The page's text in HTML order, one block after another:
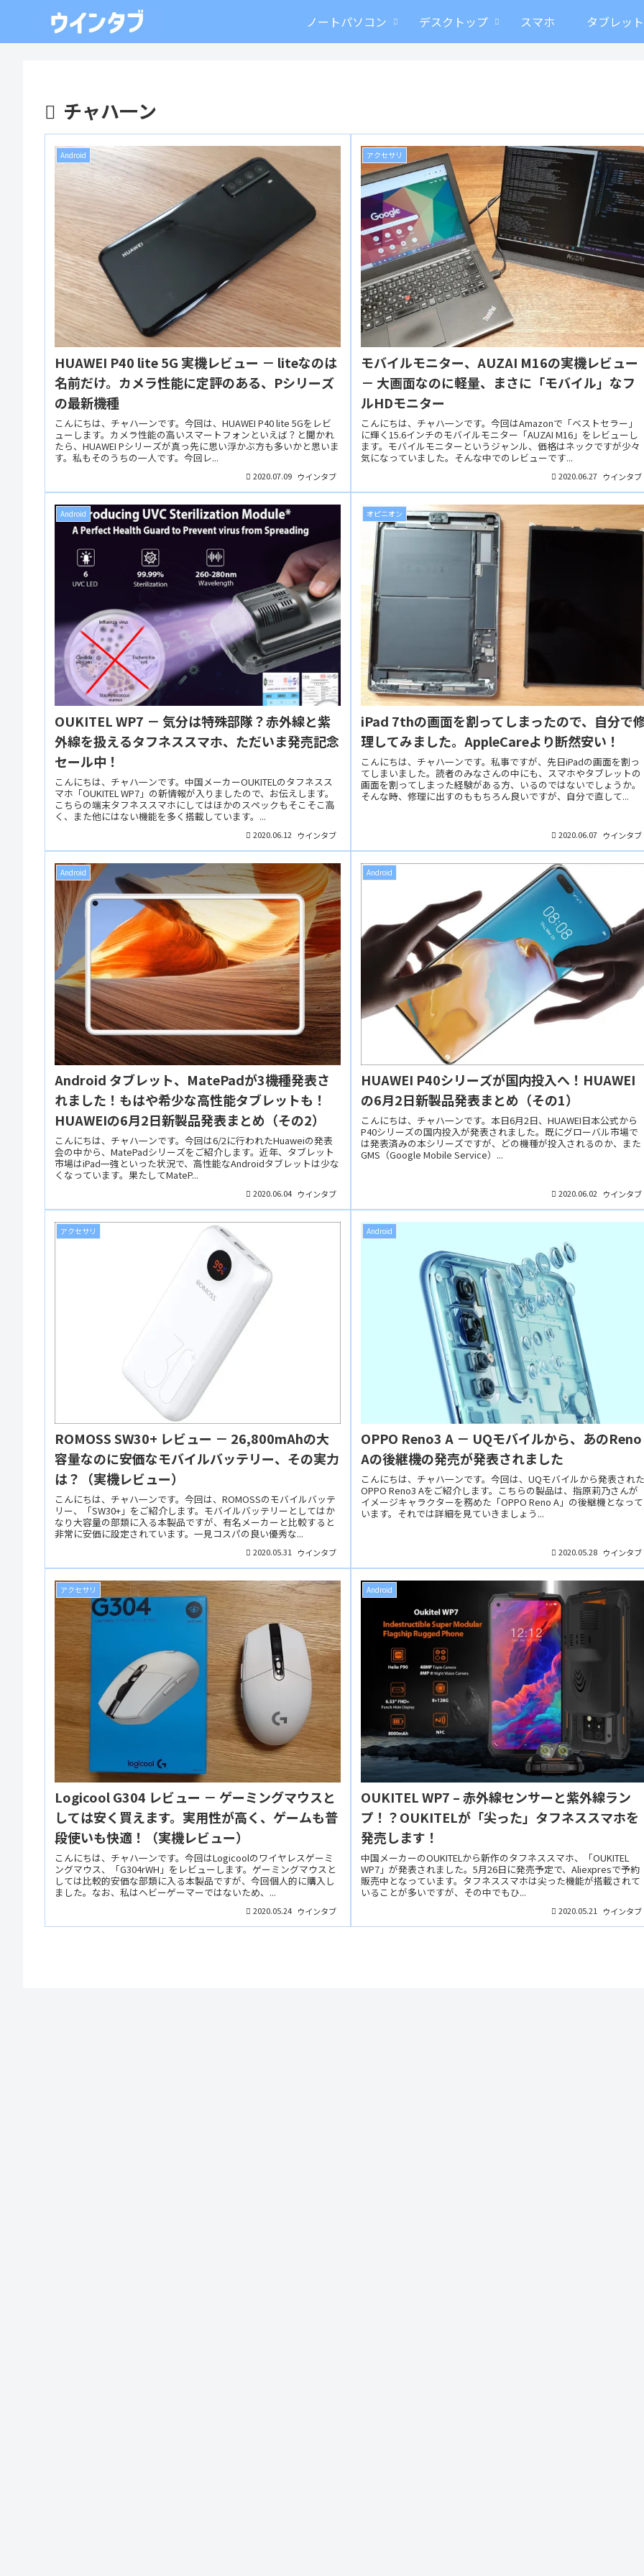
ノートパソコン デスクトップ スマホ タブレット
チャハ一ン
Android
HUAWEI P40 lite 5G 実機レビュー － liteなのは
名前だけ。カメラ性能に定評のある、Pシリーズ
の最新機種
こんにちは、チャハ一ンです。今回は、HUAWEI P40 lite 5Gをレビ
ューします。カメラ性能の高いスマートフォンといえば？と聞かれ
たら、HUAWEI Pシリーズが真っ先に思い浮かぶ方も多いかと思いま
す。私もそのうちの一人です。今回レ...
2020.07.09 ウインタブ
アクセサリ
モバイルモニター、AUZAI M16の実機レビュー
－ 大画面なのに軽量、まさに「モバイル」なフ
ルHDモニター
こんにちは、チャハ一ンです。今回はAmazonで「ベストセラー」
に輝く15.6インチのモバイルモニター「AUZAI M16」をレビューし
ます。モバイルモニターというジャンル、価格はネックですが少々
気になっていました。そんな中でのレビューです...
2020.06.27 ウインタブ
Android
OUKITEL WP7 － 気分は特殊部隊？赤外線と紫
外線を扱えるタフネススマホ、ただいま発売記念
セール中！
こんにちは、チャハ一ンです。中国メーカーOUKITELのタフネスス
マホ「OUKITEL WP7」の新情報が入りましたので、お伝えします。
こちらの端末タフネススマホにしてはほかのスペックもそこそこ高
く、また他にはない機能を多く搭載しています。...
2020.06.12 ウインタブ
オピニオン
iPad 7thの画面を割ってしまったので、自分で
理してみました。AppleCareより断然安い！
こんにちは、チャハ一ンです。私事ですが、先日iPadの画面を割っ
てしまいました。読者のみなさんの中にも、スマホやタブレットの
画面を割ってしまった経験がある方、いるのではないでしょうか。
そんな時、修理に出すのももちろん良いですが、自分で直して...
2020.06.07 ウインタブ
Android
Android タブレット、MatePadが3機種発表さ
れました！もはや希少な高性能タブレットも！
HUAWEIの6月2日新製品発表まとめ（その2）
こんにちは、チャハ一ンです。今回は6/2に行われたHuaweiの発表
会の中から、MatePadシリーズをご紹介します。近年、タブレット
市場はiPad一強といった状況で、高性能なAndroidタブレットは少な
くなっています。果たしてMateP...
2020.06.04 ウインタブ
Android
HUAWEI P40シリーズが国内投入へ！HUAWEI
の6月2日新製品発表まとめ（その1）
こんにちは、チャハ一ンです。本日6月2日、HUAWEI日本公式から
P40シリーズの国内投入が発表されました。既にグローバル市場で
は発表済みの本シリーズですが、どの機種が投入されるのか、また
GMS（Google Mobile Service）...
2020.06.02 ウインタブ
アクセサリ
ROMOSS SW30+ レビュー － 26,800mAhの大
容量なのに安価なモバイルバッテリー、その実力
は？（実機レビュー）
こんにちは、チャハ一ンです。今回は、ROMOSSのモバイルバッテ
リー、「SW30+」をご紹介します。モバイルバッテリーとしてはか
なり大容量の部類に入る本製品ですが、有名メーカーと比較すると
非常に安価に設定されています。一見コスパの良い優秀な...
2020.05.31 ウインタブ
Android
OPPO Reno3 A － UQモバイルから、あのReno
Aの後継機の発売が発表されました
こんにちは、チャハ一ンです。今回は、UQモバイルから発表された
OPPO Reno3 Aをご紹介します。こちらの製品は、指原莉乃さんが
イメージキャラクターを務めた「OPPO Reno A」の後継機となって
います。それでは詳細を見ていきましょう...
2020.05.28 ウインタブ
アクセサリ
Logicool G304 レビュー － ゲーミングマウスと
しては安く買えます。実用性が高く、ゲームも普
段使いも快適！（実機レビュー）
こんにちは、チャハ一ンです。今回はLogicoolのワイヤレスゲーミ
ングマウス、「G304rWH」をレビューします。ゲーミングマウスと
しては比較的安価な部類に入る本製品ですが、今回個人的に購入し
ました。なお、私はヘビーゲーマーではないため、...
2020.05.24 ウインタブ
Android
OUKITEL WP7 – 赤外線センサーと紫外線ラン
プ！？OUKITELが「尖った」タフネススマホを
発売します！
中国メーカーのOUKITELから新作のタフネススマホ、「OUKITEL
WP7」が発表されました。5月26日に発売予定で、Aliexpresで予約
販売中となっています。タフネススマホは尖った機能が搭載されて
いることが多いですが、その中でもひ...
2020.05.21 ウインタブ